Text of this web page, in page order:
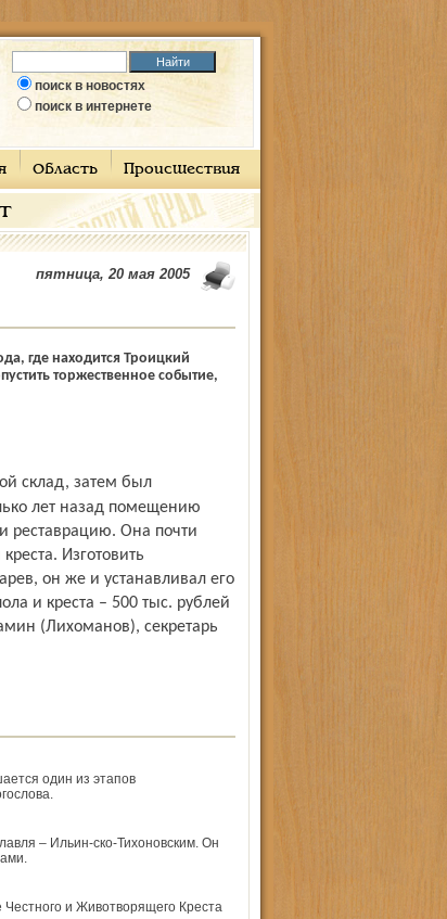
поиск в новостях
поиск в интернете
Область Происшествия
пятница, 20 мая 2005
где находится Троицкий
торжественное событие,
лет назад помещению
реставрацию. Она почти
Изготовить
он же и устанавливал его
и креста – 500 тыс. рублей
(Лихоманов), секретарь
один из этапов
– Ильин-ско-Тихоновским. Он
Честного и Животворящего Креста